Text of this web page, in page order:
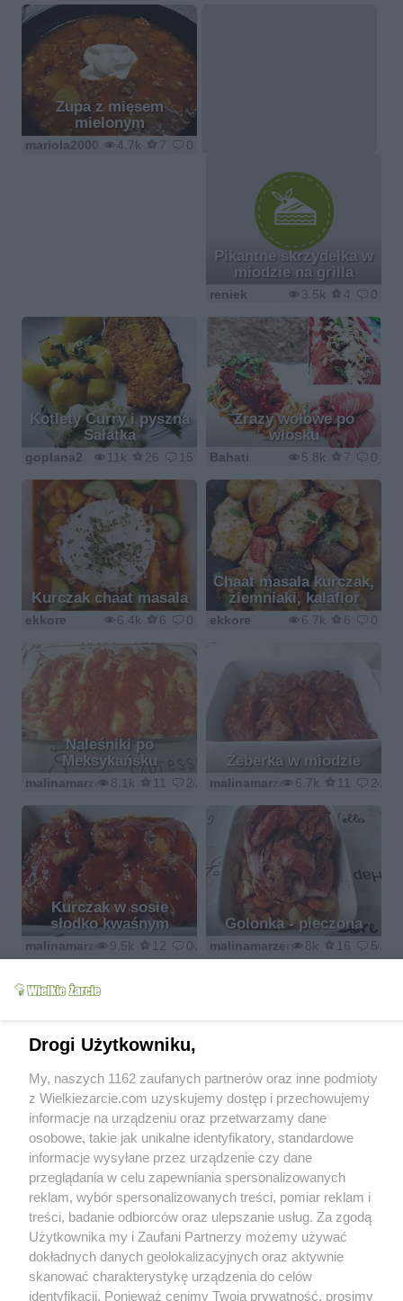
Zupa z mięsem
mielonym
4.7k 7 0
mariola2000
Pikantne skrzydełka w
miodzie na grilla
3.5k 4 0
reniek
Kotlety Curry i pyszna
Sałatka
11k 26 15
goplana2
Zrazy wołowe po
włosku
5.8k 7 0
Bahati
Kurczak chaat masala
6.4k 6 0
ekkore
Chaat masala kurczak,
ziemniaki, kalafior
6.7k 6 0
ekkore
Naleśniki po
Meksykańsku
8.1k 11 2
malinamarzenamalina1@wp.pl
Żeberka w miodzie
6.7k 11 2
malinamarzenamalina1@wp.pl
Kurczak w sosie
słodko kwaśnym
9.5k 12 0
malinamarzenamalina1@wp.pl
Golonka - pieczona
8k 16 5
malinamarzenamalina1@wp.pl
Mięsne żeberka .
2
malinamarzenamalina1@wp.pl
Brukselka w
płaszczyku
onlyred
Muszle szefowej
9.5k 13 3
onlyred
Trójwarstwowa pieczeń
5.8k
onlyred
Drogi Użytkowniku,
My, naszych 1162 zaufanych partnerów oraz inne podmioty
z Wielkiezarcie.com uzyskujemy dostęp i przechowujemy
informacje na urządzeniu oraz przetwarzamy dane
osobowe, takie jak unikalne identyfikatory, standardowe
informacje wysyłane przez urządzenie czy dane
przeglądania w celu zapewniania spersonalizowanych
reklam, wybór spersonalizowanych treści, pomiar reklam i
treści, badanie odbiorców oraz ulepszanie usług. Za zgodą
Użytkownika my i Zaufani Partnerzy możemy używać
dokładnych danych geolokalizacyjnych oraz aktywnie
skanować charakterystykę urządzenia do celów
identyfikacji. Ponieważ cenimy Twoją prywatność, prosimy